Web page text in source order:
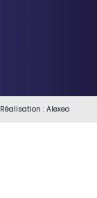
Réalisation : Alexeo